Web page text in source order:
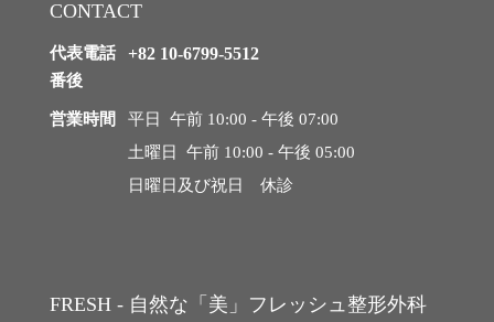
CONTACT
代表電話
番後
+82 10-6799-5512
営業時間
平日 午前 10:00 - 午後 07:00
土曜日 午前 10:00 - 午後 05:00
日曜日及び祝日 休診
FRESH - 自然な「美」フレッシュ整形外科